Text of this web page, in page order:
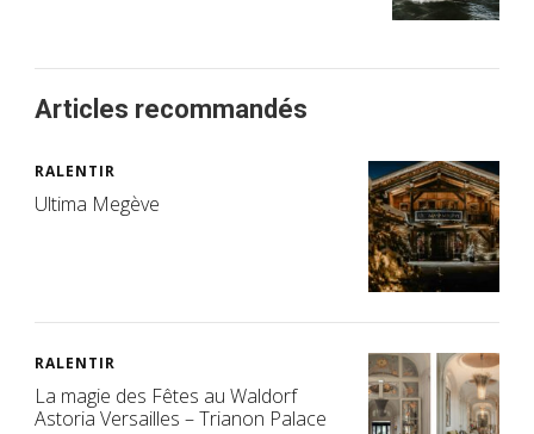
Articles recommandés
RALENTIR
Ultima Megève
RALENTIR
La magie des Fêtes au Waldorf
Astoria Versailles – Trianon Palace